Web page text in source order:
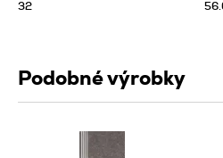
32
Podobné výrobky